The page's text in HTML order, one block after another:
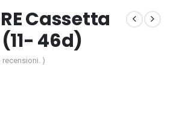
Cassetta
46d)
recensioni. )